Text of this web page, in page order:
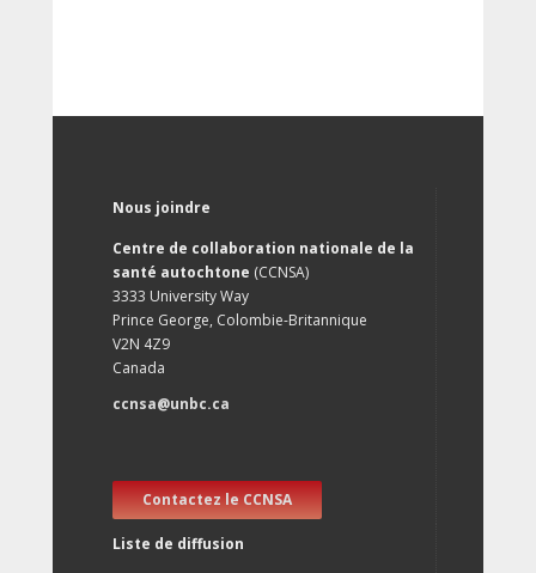
Nous joindre
Centre de collaboration nationale de la
santé autochtone (CCNSA)
3333 University Way
Prince George, Colombie-Britannique
V2N 4Z9
Canada
ccnsa@unbc.ca
Contactez le CCNSA
Liste de diffusion